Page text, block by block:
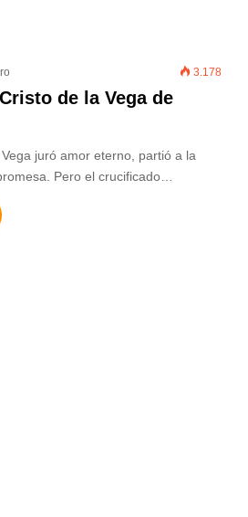
3.178
de la Vega de
juró amor eterno, partió a la
Pero el crucificado…